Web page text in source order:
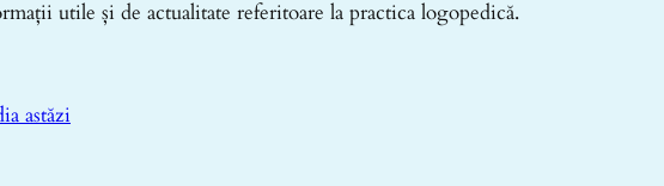
utile și de actualitate referitoare la practica logopedică.
astăzi